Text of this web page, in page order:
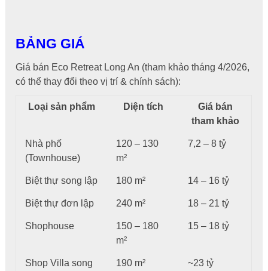
BẢNG GIÁ
Giá bán Eco Retreat Long An (tham khảo tháng 4/2026,
có thể thay đổi theo vị trí & chính sách):
Loại sản phẩm Diện tích
Giá bán
tham khảo
Nhà phố
(Townhouse)
120 – 130
m²
7,2 – 8 tỷ
Biệt thự song lập 180 m² 14 – 16 tỷ
Biệt thự đơn lập 240 m² 18 – 21 tỷ
Shophouse
150 – 180
m²
15 – 18 tỷ
Shop Villa song
190 m² ~23 tỷ